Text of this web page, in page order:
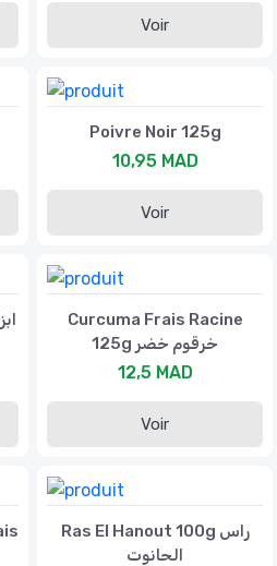
Voir
Poivre Noir 125g
10,95 MAD
Voir
Curcuma Frais Racine
125g خرقوم خضر
12,5 MAD
Voir
Ras El Hanout 100g راس
الحانوت